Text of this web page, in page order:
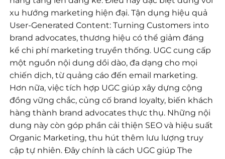
xu hướng marketing hiện đại. Tận dụng hiệu quả
User-Generated Content: Turning Customers into
brand advocates, thương hiệu có thể giảm đáng
kể chi phí marketing truyền thống. UGC cung cấp
một nguồn nội dung dồi dào, đa dạng cho mọi
chiến dịch, từ quảng cáo đến email marketing.
Hơn nữa, việc tích hợp UGC giúp xây dựng cộng
đồng vững chắc, củng cố brand loyalty, biến khách
hàng thành brand advocates thực thụ. Những nội
dung này còn góp phần cải thiện SEO và hiệu suất
Organic Marketing, thu hút thêm lưu lượng truy
cập tự nhiên. Đây chính là cách UGC giúp The